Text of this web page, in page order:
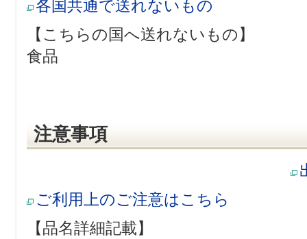
各国共通で送れないもの
【こちらの国へ送れないもの】
食品
注意事項
ご利用上のご注意はこちら
【品名詳細記載】